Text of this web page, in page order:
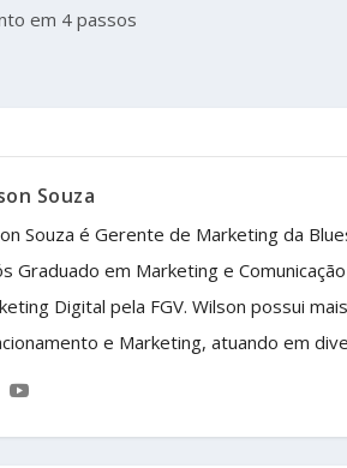
em 4 passos
Souza
Souza é Gerente de Marketing da
Graduado em Marketing e
Digital pela FGV. Wilson possui
e Marketing, atuando em